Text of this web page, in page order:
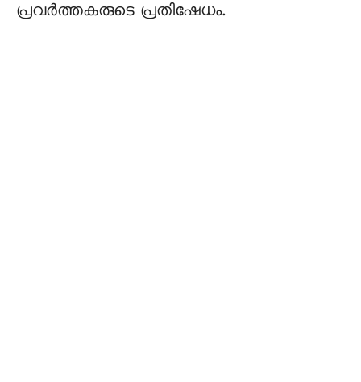
പ്രവർത്തകരുടെ പ്രതിഷേധം.